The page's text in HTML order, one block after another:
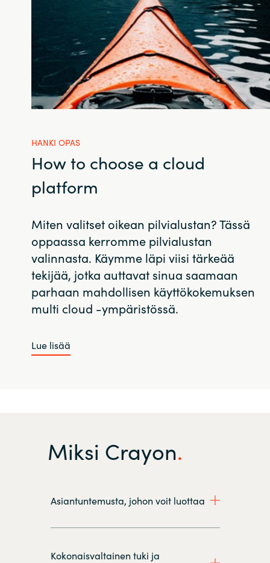
HANKI OPAS
How to choose a cloud
platform
Miten valitset oikean pilvialustan? Tässä
oppaassa kerromme pilvialustan
valinnasta. Käymme läpi viisi tärkeää
tekijää, jotka auttavat sinua saamaan
parhaan mahdollisen käyttökokemuksen
multi cloud -ympäristössä.
Lue lisää
Miksi Crayon
Asiantuntemusta, johon voit luottaa
Kokonaisvaltainen tuki ja